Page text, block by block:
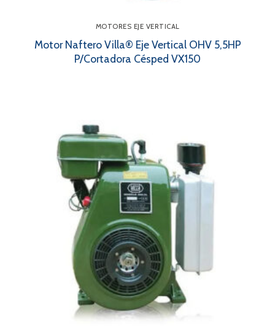
MOTORES EJE VERTICAL
Motor Naftero Villa® Eje Vertical OHV 5,5HP
P/Cortadora Césped VX150